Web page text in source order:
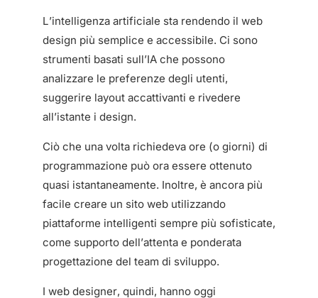
L’intelligenza artificiale sta rendendo il web
design più semplice e accessibile. Ci sono
strumenti basati sull’IA che possono
analizzare le preferenze degli utenti,
suggerire layout accattivanti e rivedere
all’istante i design.
Ciò che una volta richiedeva ore (o giorni) di
programmazione può ora essere ottenuto
quasi istantaneamente. Inoltre, è ancora più
facile creare un sito web utilizzando
piattaforme intelligenti sempre più sofisticate,
come supporto dell’attenta e ponderata
progettazione del team di sviluppo.
I web designer, quindi, hanno oggi